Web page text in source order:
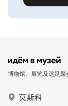
博物馆、展览及远足聚
莫斯科